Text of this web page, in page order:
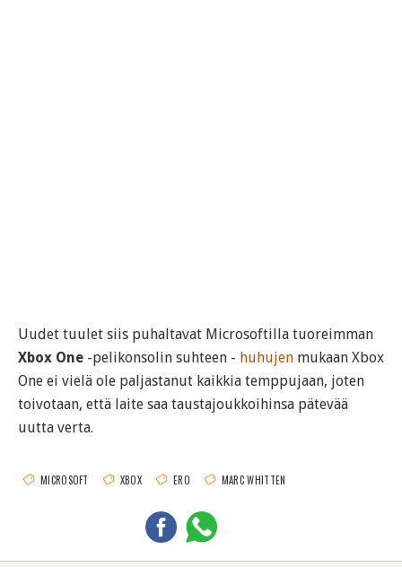
Uudet tuulet siis puhaltavat Microsoftilla tuoreimman
Xbox One -pelikonsolin suhteen - huhujen mukaan Xbox
One ei vielä ole paljastanut kaikkia temppujaan, joten
toivotaan, että laite saa taustajoukkoihinsa pätevää
uutta verta.
MICROSOFT XBOX ERO MARC WHITTEN